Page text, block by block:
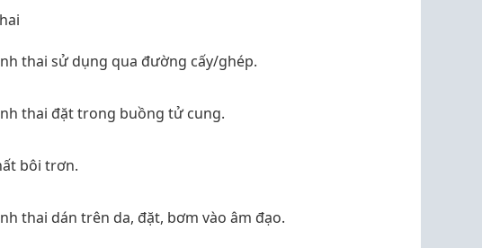
thai sử dụng qua đường cấy/ghép.
thai đặt trong buồng tử cung.
bôi trơn.
thai dán trên da, đặt, bơm vào âm đạo.